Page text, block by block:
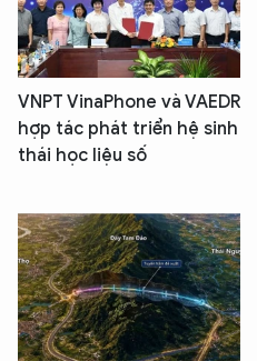
VNPT VinaPhone và VAEDR
hợp tác phát triển hệ sinh
thái học liệu số